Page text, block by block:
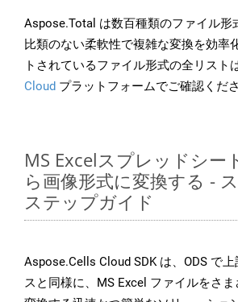
Aspose.Total は数百種類のファイル形
比類のない柔軟性で複雑な変換を効率
トされているファイル形式の全リストは
Cloud プラットフォームでご確認くださ
MS Excelスプレッドシー
ら画像形式に変換する -
ステップガイド
Aspose.Cells Cloud SDK は、ODS で
スと同様に、MS Excel ファイルをさ